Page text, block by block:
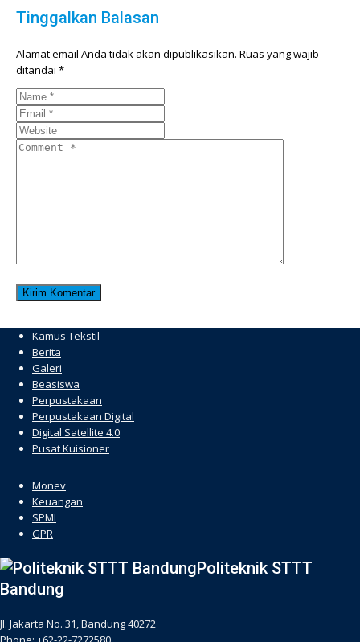
Tinggalkan Balasan
Alamat email Anda tidak akan dipublikasikan. Ruas yang wajib
ditandai *
Kamus Tekstil
Berita
Galeri
Beasiswa
Perpustakaan
Perpustakaan Digital
Digital Satellite 4.0
Pusat Kuisioner
Monev
Keuangan
SPMI
GPR
Politeknik STTT
Bandung
Jl. Jakarta No. 31, Bandung 40272